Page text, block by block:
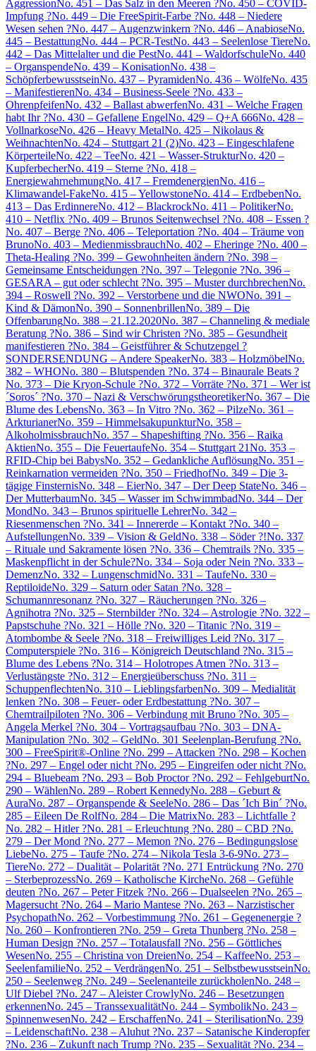
AggressionNo. 451 – Das Salz in den Meeren ?No. 450 – COVID-
Impfung ?No. 449 – Die FreeSpirit-Farbe ?No. 448 – Niedere
Wesen sehen ?No. 447 – Augenzwinkern ?No. 446 – AnabioseNo.
445 – BestattungNo. 444 – PCR-TestNo. 443 – Seelenlose TiereNo.
442 – Das Mittelalter und die PestNo. 441 – WaldorfschuleNo. 440
– OrganspendeNo. 439 – KonisationNo. 438 –
SchöpferbewusstseinNo. 437 – PyramidenNo. 436 – WölfeNo. 435
– ManifestierenNo. 434 – Business-Seele ?No. 433 –
OhrenpfeifenNo. 432 – Ballast abwerfenNo. 431 – Welche Fragen
habt Ihr ?No. 430 – Gefallene EngelNo. 429 – Q+A 666No. 428 –
VollnarkoseNo. 426 – Heavy MetalNo. 425 – Nikolaus &
WeihnachtenNo. 424 – Stuttgart 21 (2)No. 423 – Eingeschlafene
KörperteileNo. 422 – TeeNo. 421 – Wasser-StrukturNo. 420 –
KupferbecherNo. 419 – Sterne ?No. 418 –
EnergiewahrnehmungNo. 417 – FremdenergienNo. 416 –
Klimawandel-FakeNo. 415 – YellowstoneNo. 414 – ErdbebenNo.
413 – Das ErdinnereNo. 412 – BlackrockNo. 411 – PolitikerNo.
410 – Netflix ?No. 409 – Brunos Seitenwechsel ?No. 408 – Essen ?
No. 407 – Berge ?No. 406 – Teleportation ?No. 404 – Träume von
BrunoNo. 403 – MedienmissbrauchNo. 402 – Eheringe ?No. 400 –
Theta-Healing ?No. 399 – Gewohnheiten ändern ?No. 398 –
Gemeinsame Entscheidungen ?No. 397 – Telegonie ?No. 396 –
GESARA – gut oder schlecht ?No. 395 – Muster durchbrechenNo.
394 – Roswell ?No. 392 – Verstorbene und die NWONo. 391 –
Kind & DämonNo. 390 – SonnenbrillenNo. 389 – Die
OffenbarungNo. 388 – 21.12.2020No. 387 – Channeling & mediale
Beratung ?No. 386 – Sind wir Christen ?No. 385 – Gesundheit
manifestieren ?No. 384 – Geistführer & Schutzengel ?
SONDERSENDUNG – Andere SpeakerNo. 383 – HolzmöbelNo.
382 – WHONo. 380 – Blutspenden ?No. 374 – Binaurale Beats ?
No. 373 – Die Kryon-Schule ?No. 372 – Vorräte ?No. 371 – Wer ist
´Soros´ ?No. 370 – Nazi & VerschwörungstheoretikerNo. 367 – Die
Blume des LebensNo. 363 – In Vitro ?No. 362 – PilzeNo. 361 –
ArkturianerNo. 359 – HimmelsakupunkturNo. 358 –
AlkoholmissbrauchNo. 357 – Shapeshifting ?No. 356 – Raika
AktienNo. 355 – Die FeuertaufeNo. 354 – Stuttgart 21No. 353 –
RFID-Chip bei BabysNo. 352 – Gedankliche AuflösungNo. 351 –
Reinkarnation vermeiden ?No. 350 – FriedhofNo. 349 – Die 3-
tägige FinsternisNo. 348 – EierNo. 347 – Der Deep StateNo. 346 –
Der MutterbaumNo. 345 – Wasser im SchwimmbadNo. 344 – Der
MondNo. 343 – Brunos spirituelle LehrerNo. 342 –
Riesenmenschen ?No. 341 – Innererde – Kontakt ?No. 340 –
AufstellungenNo. 339 – Vision & GeldNo. 338 – Söder ?!No. 337
– Rituale und Sakramente lösen ?No. 336 – Chemtrails ?No. 335 –
Maskenpflicht in der Schule?No. 334 – Soja oder Nein ?No. 333 –
DemenzNo. 332 – LungenschmidNo. 331 – TaufeNo. 330 –
ReptiloideNo. 329 – Saturn oder Satan ?No. 328 –
Schumannresonanz ?No. 327 – Räucherungen ?No. 326 –
Agnihotra ?No. 325 – Sternbilder ?No. 324 – Astrologie ?No. 322 –
Papstschuhe ?No. 321 – Hölle ?No. 320 – Titanic ?No. 319 –
Atombombe & Seele ?No. 318 – Freiwilliges Leid ?No. 317 –
Computerspiele ?No. 316 – Königreich Deutschland ?No. 315 –
Blume des Lebens ?No. 314 – Holotropes Atmen ?No. 313 –
Verlustängste ?No. 312 – Energieüberschuss ?No. 311 –
SchuppenflechtenNo. 310 – LieblingsfarbenNo. 309 – Medialität
lenken ?No. 308 – Feuer- oder Erdbestattung ?No. 307 –
Chemtrailpiloten ?No. 306 – Verbindung mit Bruno ?No. 305 –
Angela Merkel ?No. 304 – Vortragsaufbau ?No. 303 – DNA-
Manipulation ?No. 302 – GeldNo. 301 Seelenplan-Berufung ?No.
300 – FreeSpirit®-Online ?No. 299 – Attacken ?No. 298 – Kochen
?No. 297 – Engel oder nicht ?No. 295 – Eingreifen oder nicht ?No.
294 – Bluebeam ?No. 293 – Bob Proctor ?No. 292 – FehlgeburtNo.
290 – WählenNo. 289 – Robert KennedyNo. 288 – Geburt &
AuraNo. 287 – Organspende & SeeleNo. 286 – Das ´Ich Bin´ ?No.
285 – Eileen De RolfNo. 284 – Die MatrixNo. 283 – Lichtfalle ?
No. 282 – Hitler ?No. 281 – Erleuchtung ?No. 280 – CBD ?No.
279 – Der Mond ?No. 277 – Memon ?No. 276 – Bedingungslose
LiebeNo. 275 – Taufe ?No. 274 – Nikola Tesla 3-6-9No. 273 –
TiereNo. 272 – Dualität – Polarität ?No. 271 Entrückung ?No. 270
– SterbeprozessNo. 269 – Katholische KircheNo. 268 – Gefühle
deuten ?No. 267 – Peter Fitzek ?No. 266 – Dualseelen ?No. 265 –
Magersucht ?No. 264 – Mario Mantese ?No. 263 – Narzistischer
PsychopathNo. 262 – Vorbestimmung ?No. 261 – Gegenenergie ?
No. 260 – Konfrontieren ?No. 259 – Greta Thunberg ?No. 258 –
Human Design ?No. 257 – Totalausfall ?No. 256 – Göttliches
WesenNo. 255 – Christina von DreienNo. 254 – KaffeeNo. 253 –
SeelenfamilieNo. 252 – VerdrängenNo. 251 – SelbstbewusstseinNo.
250 – Seelenweg ?No. 249 – Seelenanteile zurückholenNo. 248 –
Ulf Diebel ?No. 247 – Aleister CrowlyNo. 246 – Besetzungen
erkennenNo. 245 – TranssexualitätNo. 244 – SymbolikNo. 243 –
SpinnenwesenNo. 242 – ErschaffenNo. 241 – SterilisationNo. 239
– LeidenschaftNo. 238 – Aluhut ?No. 237 – Satanische Kinderopfer
?No. 236 – Zukunft nach Trump ?No. 235 – Sexualität ?No. 234 –